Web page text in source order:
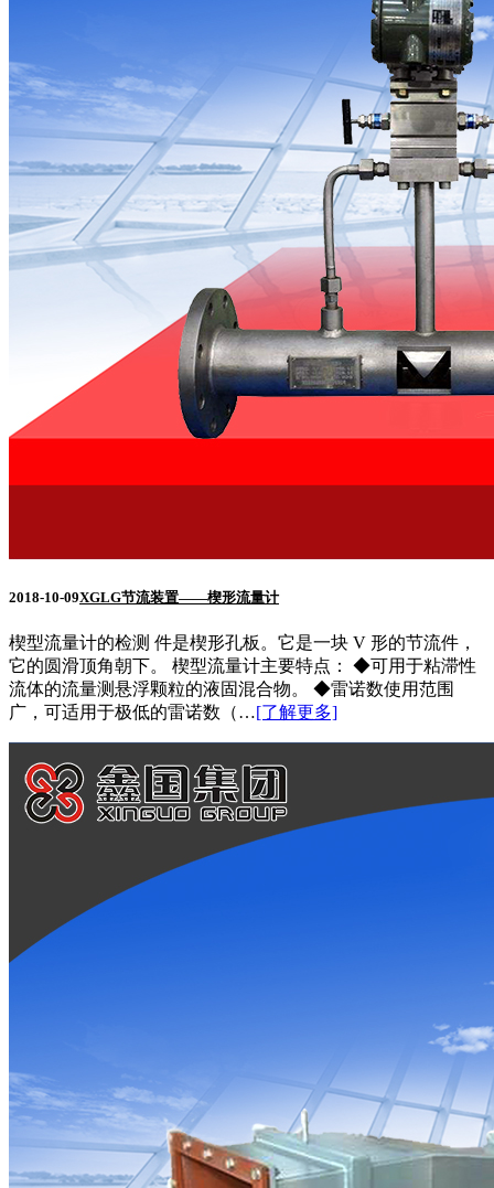
2018-10-09XGLG节流装置——楔形流量计
楔型流量计的检测 件是楔形孔板。它是一块 V 形的节流件，
它的圆滑顶角朝下。 楔型流量计主要特点： ◆可用于粘滞性
流体的流量测悬浮颗粒的液固混合物。 ◆雷诺数使用范围
广，可适用于极低的雷诺数（…[了解更多]